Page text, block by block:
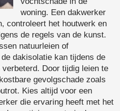
woning. Een dakwerker
controleert het houtwerk en
de regels van de kunst.
natuurleien of
dakisolatie kan tijdens de
Door tijdig leien te
gevolgschade zoals
Kies altijd voor een
die ervaring heeft met het